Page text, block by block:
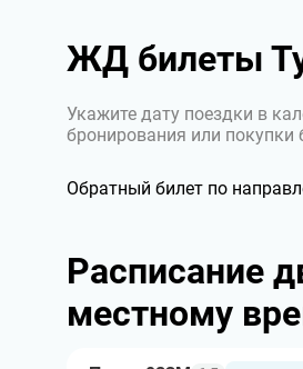
ЖД билеты
Укажите дату поездки в
бронирования или покупки
Обратный билет по
Расписание
местному